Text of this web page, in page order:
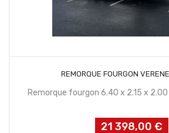
REMORQUE FOURGON
Remorque fourgon 6.40 x 2.15 x
Prix
21 398,00 €